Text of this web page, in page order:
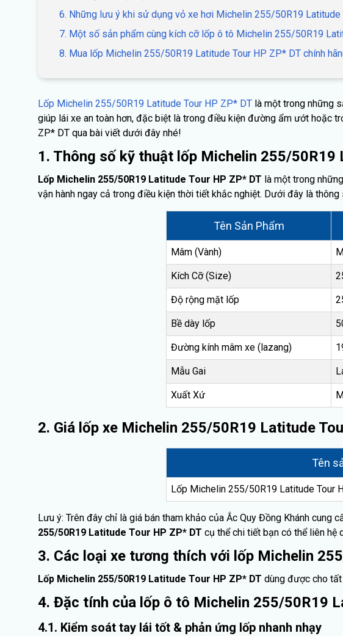
6. Những lưu ý khi sử dụng vỏ xe hơi Michelin 255/50R19 Latitude
7. Một số sản phẩm cùng kích cỡ lốp ô tô Michelin 255/50R19
8. Mua lốp Michelin 255/50R19 Latitude Tour HP ZP* DT chính
Lốp Michelin 255/50R19 Latitude Tour HP ZP* DT là một trong những
giúp lái xe an toàn hơn, đặc biệt là trong điều kiện đường ẩm ướt hoặc
ZP* DT qua bài viết dưới đây nhé!
1. Thông số kỹ thuật lốp Michelin 255/50R19
Lốp Michelin 255/50R19 Latitude Tour HP ZP* DT là một trong
vận hành ngay cả trong điều kiện thời tiết khắc nghiệt. Dưới đây là
Tên Sản Phẩm
Mâm (Vành)
Kích Cỡ (Size)
Độ rộng mặt lốp
Bề dày lốp
Đường kính mâm xe (lazang)
Mẫu Gai
Xuất Xứ
2. Giá lốp xe Michelin 255/50R19 Latitude
Tên
Lốp Michelin 255/50R19 Latitude Tour
Lưu ý: Trên đây chỉ là giá bán tham khảo của Ắc Quy Đồng Khánh cung
255/50R19 Latitude Tour HP ZP* DT cụ thể chi tiết bạn có thể liên
3. Các loại xe tương thích với lốp Michelin
Lốp Michelin 255/50R19 Latitude Tour HP ZP* DT dùng được cho
4. Đặc tính của lốp ô tô Michelin 255/50R19
4.1. Kiểm soát tay lái tốt & phản ứng lốp nhanh nhạy